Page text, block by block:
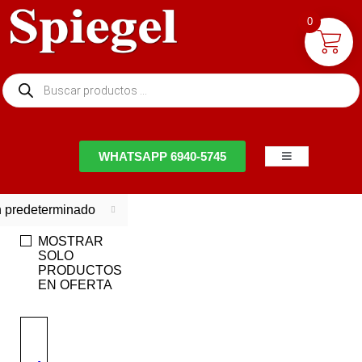
WHATSAPP 6940-5745
predeterminado
MOSTRAR
SOLO
PRODUCTOS
EN OFERTA
0